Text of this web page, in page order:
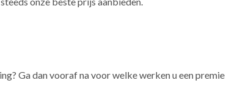
Ga dan vooraf na voor welke werken u een premie